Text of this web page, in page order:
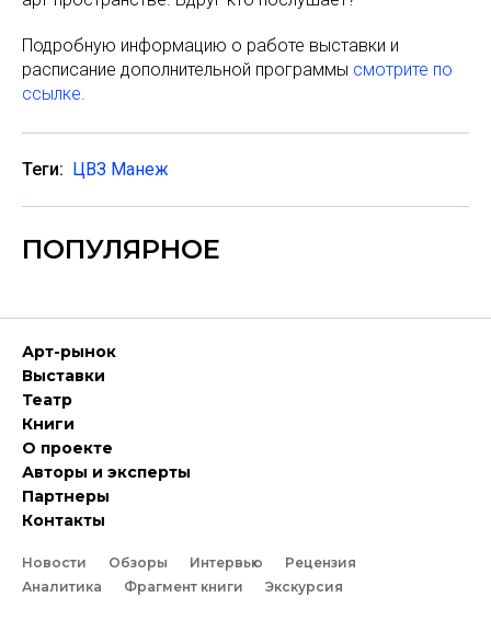
Подробную информацию о работе выставки и
расписание дополнительной программы смотрите по
ссылке.
Теги: ЦВЗ Манеж
ПОПУЛЯРНОЕ
Арт-рынок
Выставки
Театр
Книги
О проекте
Авторы и эксперты
Партнеры
Контакты
Новости Обзоры Интервью
Рецензия
Аналитика
Фрагмент книги Экскурсия